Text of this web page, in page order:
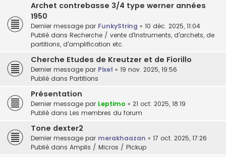
Archet contrebasse 3/4 type werner années
1950
Dernier message par FunkyString « 10 déc. 2025, 11:04
Publié dans Recherche / vente d'instruments, d'archets, de
partitions, d'amplification etc.
Cherche Etudes de Kreutzer et de Fiorillo
Dernier message par Pixef « 19 nov. 2025, 19:56
Publié dans Partitions
Présentation
Dernier message par Leptimo « 21 oct. 2025, 18:19
Publié dans Les membres du forum
Tone dexter2
Dernier message par merakhaazan « 17 oct. 2025, 17:26
Publié dans Amplis / Micros / Pickup